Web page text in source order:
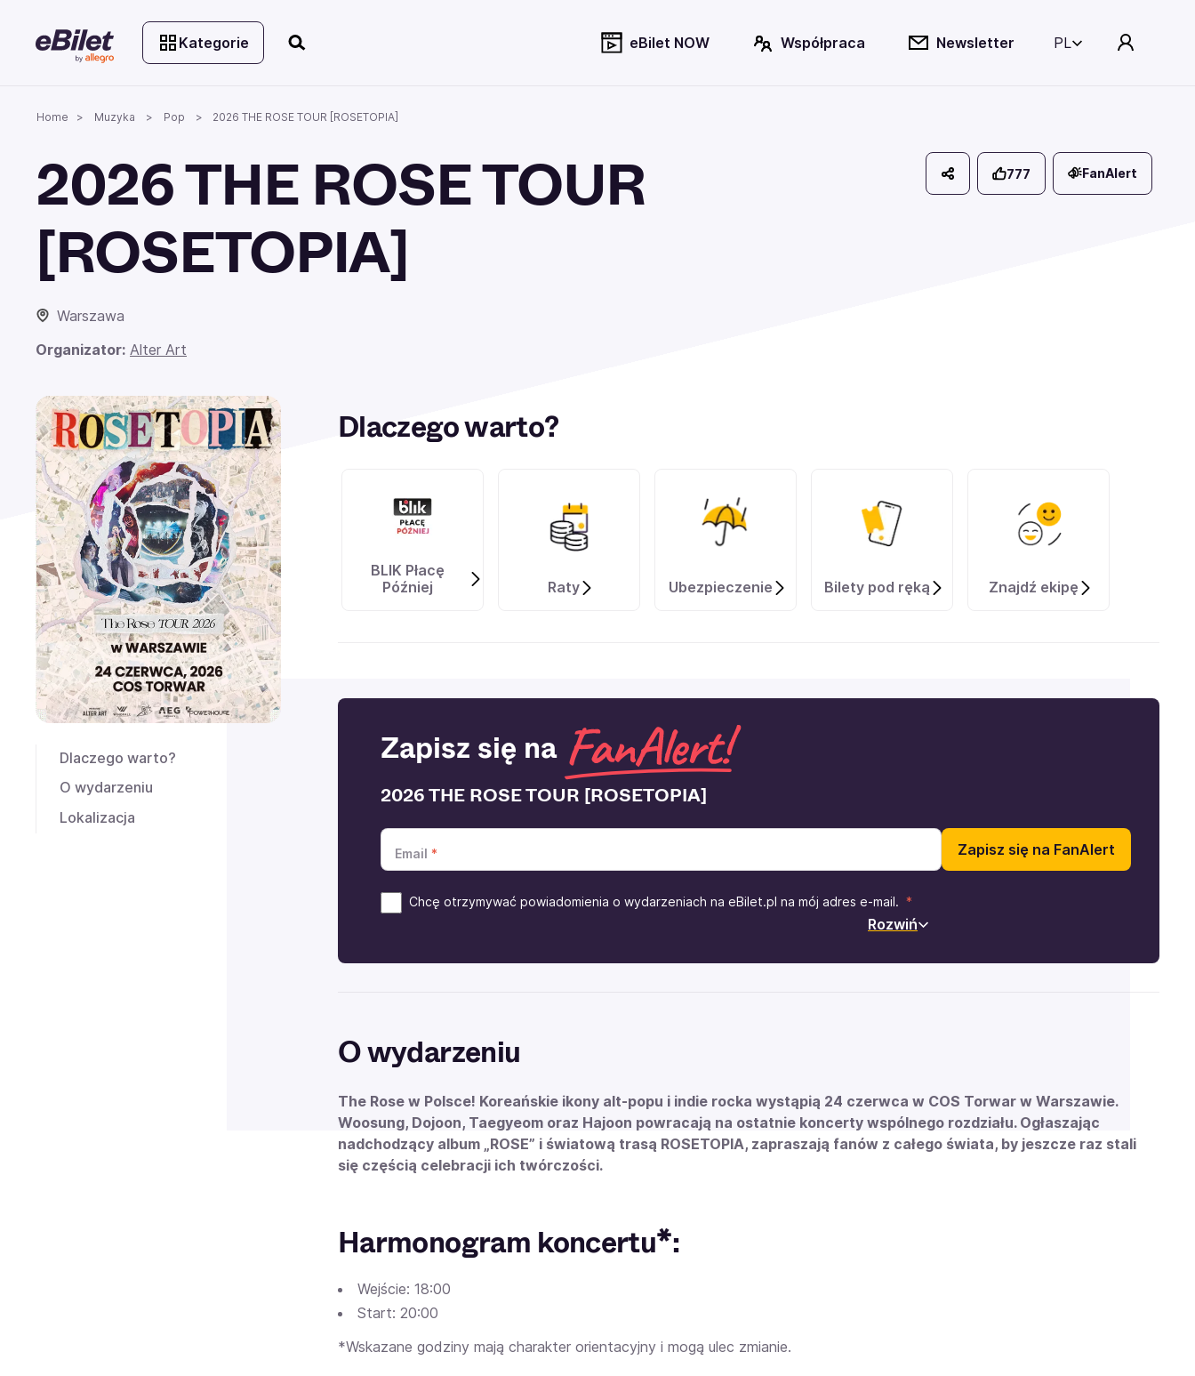
Kategorie eBilet NOW Współpraca Newsletter PL
Home Muzyka Pop 2026 THE ROSE TOUR [ROSETOPIA]
2026 THE ROSE TOUR
[ROSETOPIA]
Warszawa
Organizator: Alter Art
777 FanAlert
Dlaczego warto?
O wydarzeniu
Lokalizacja
Dlaczego warto?
BLIK Płacę
Później
Raty Ubezpieczenie Bilety pod ręką Znajdź ekipę
Zapisz się na
2026 THE ROSE TOUR [ROSETOPIA]
Email Zapisz się na FanAlert
Chcę otrzymywać powiadomienia o wydarzeniach na eBilet.pl na mój adres e-mail.
Rozwiń
O wydarzeniu
The Rose w Polsce! Koreańskie ikony alt-popu i indie rocka wystąpią 24 czerwca w COS Torwar w Warszawie.
Woosung, Dojoon, Taegyeom oraz Hajoon powracają na ostatnie koncerty wspólnego rozdziału. Ogłaszając
nadchodzący album „ROSE” i światową trasą ROSETOPIA, zapraszają fanów z całego świata, by jeszcze raz stali
się częścią celebracji ich twórczości.
Harmonogram koncertu*:
Wejście: 18:00
Start: 20:00
*Wskazane godziny mają charakter orientacyjny i mogą ulec zmianie.